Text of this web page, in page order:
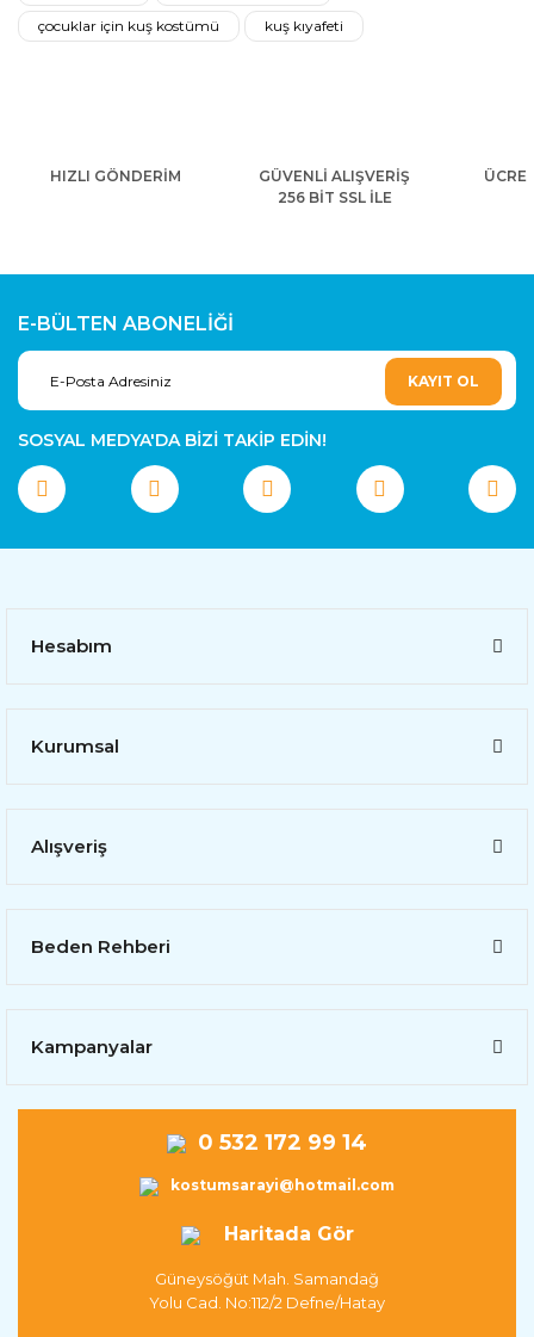
çocuklar için kuş kostümü
kuş kıyafeti
HIZLI GÖNDERİM
GÜVENLİ ALIŞVERİŞ
256 BİT SSL İLE
E-BÜLTEN ABONELİĞİ
KAYIT OL
SOSYAL MEDYA'DA BİZİ TAKİP EDİN!
Hesabım
Kurumsal
Alışveriş
Beden Rehberi
Kampanyalar
0 532 172 99 14
kostumsarayi@hotmail.com
Haritada Gör
Güneysöğüt Mah. Samandağ
Yolu Cad. No:112/2 Defne/Hatay